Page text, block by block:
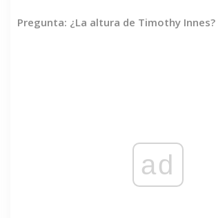
Pregunta: ¿La altura de Timothy Innes?
ad